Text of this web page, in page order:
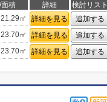
積 詳細
検討リスト
㎡ 詳細を見る
追加する
㎡ 詳細を見る
追加する
㎡ 詳細を見る 追加する